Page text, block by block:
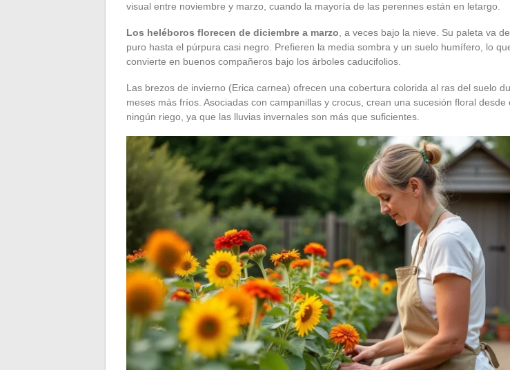
visual entre noviembre y marzo, cuando la mayoría de las perennes están en letargo.
Los heléboros florecen de diciembre a marzo, a veces bajo la nieve. Su paleta va
puro hasta el púrpura casi negro. Prefieren la media sombra y un suelo humífero, lo
convierte en buenos compañeros bajo los árboles caducifolios.
Las brezos de invierno (Erica carnea) ofrecen una cobertura colorida al ras del suelo
meses más fríos. Asociadas con campanillas y crocus, crean una sucesión floral desde
ningún riego, ya que las lluvias invernales son más que suficientes.